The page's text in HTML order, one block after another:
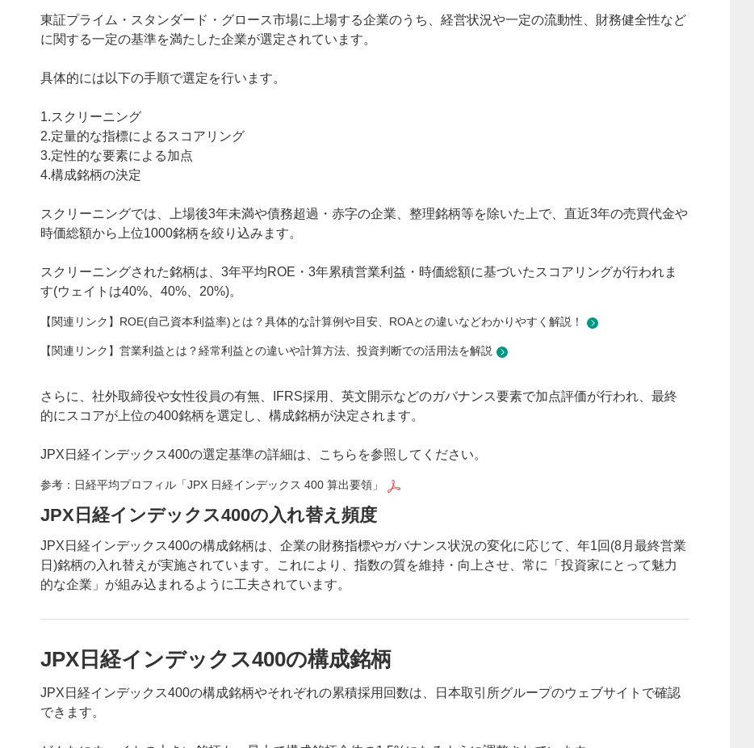
東証プライム・スタンダード・グロース市場に上場する企業のうち、経営状況や一定の流動性、財務健全性など
に関する一定の基準を満たした企業が選定されています。
具体的には以下の手順で選定を行います。
1.スクリーニング
2.定量的な指標によるスコアリング
3.定性的な要素による加点
4.構成銘柄の決定
スクリーニングでは、上場後3年未満や債務超過・赤字の企業、整理銘柄等を除いた上で、直近3年の売買代金や
時価総額から上位1000銘柄を絞り込みます。
スクリーニングされた銘柄は、3年平均ROE・3年累積営業利益・時価総額に基づいたスコアリングが行われま
す(ウェイトは40%、40%、20%)。
【関連リンク】ROE(自己資本利益率)とは？具体的な計算例や目安、ROAとの違いなどわかりやすく解説！
【関連リンク】営業利益とは？経常利益との違いや計算方法、投資判断での活用法を解説
さらに、社外取締役や女性役員の有無、IFRS採用、英文開示などのガバナンス要素で加点評価が行われ、最終
的にスコアが上位の400銘柄を選定し、構成銘柄が決定されます。
JPX日経インデックス400の選定基準の詳細は、こちらを参照してください。
参考：日経平均プロフィル「JPX 日経インデックス 400 算出要領」
JPX日経インデックス400の入れ替え頻度
JPX日経インデックス400の構成銘柄は、企業の財務指標やガバナンス状況の変化に応じて、年1回(8月最終営業
日)銘柄の入れ替えが実施されています。これにより、指数の質を維持・向上させ、常に「投資家にとって魅力
的な企業」が組み込まれるように工夫されています。
JPX日経インデックス400の構成銘柄
JPX日経インデックス400の構成銘柄やそれぞれの累積採用回数は、日本取引所グループのウェブサイトで確認
できます。